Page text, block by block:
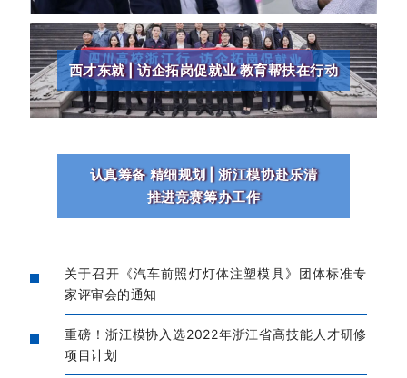
西才东就 | 访企拓岗促就业 教育帮扶在行动
认真筹备 精细规划 | 浙江模协赴乐清
推进竞赛筹办工作
关于召开《汽车前照灯灯体注塑模具》团体标准专
家评审会的通知
重磅！浙江模协入选2022年浙江省高技能人才研修
项目计划